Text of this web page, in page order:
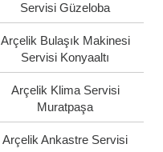
Servisi Güzeloba
Arçelik Bulaşık Makinesi
Servisi Konyaaltı
Arçelik Klima Servisi
Muratpaşa
Arçelik Ankastre Servisi